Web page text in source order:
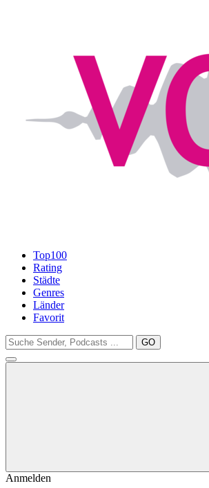
Top100
Rating
Städte
Genres
Länder
Favorit
GO
Anmelden